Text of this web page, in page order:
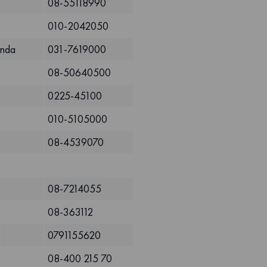
010-2042050
031-7619000
08-50640500
0225-45100
010-5105000
08-4539070
08-7214055
08-363112
0791155620
08-400 215 70